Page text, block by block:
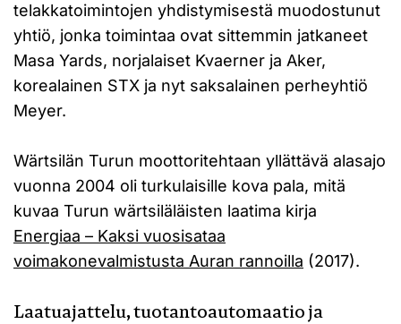
telakkatoimintojen yhdistymisestä muodostunut
yhtiö, jonka toimintaa ovat sittemmin jatkaneet
Masa Yards, norjalaiset Kvaerner ja Aker,
korealainen STX ja nyt saksalainen perheyhtiö
Meyer.
Wärtsilän Turun moottoritehtaan yllättävä alasajo
vuonna 2004 oli turkulaisille kova pala, mitä
kuvaa Turun wärtsiläläisten laatima kirja
Energiaa – Kaksi vuosisataa
voimakonevalmistusta Auran rannoilla (2017).
Laatuajattelu, tuotantoautomaatio ja